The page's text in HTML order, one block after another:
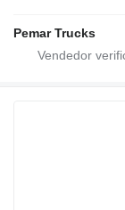
Pemar Trucks